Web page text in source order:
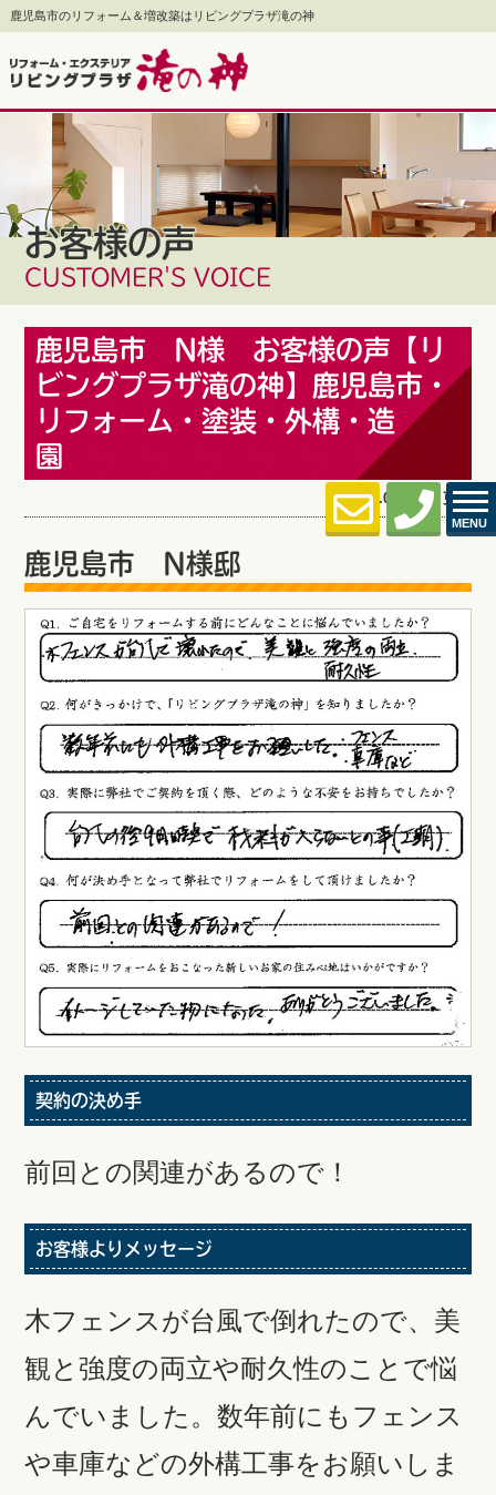
鹿児島市のリフォーム＆増改築はリビングプラザ滝の神
MENU
お客様の声
CUSTOMER'S VOICE
鹿児島市 N様 お客様の声【リ
ビングプラザ滝の神】鹿児島市・
リフォーム・塗装・外構・造
園
2025.02.06 (Thu) 更新
鹿児島市 N様邸
契約の決め手
前回との関連があるので！
お客様よりメッセージ
木フェンスが台風で倒れたので、美
観と強度の両立や耐久性のことで悩
んでいました。数年前にもフェンス
や車庫などの外構工事をお願いしま